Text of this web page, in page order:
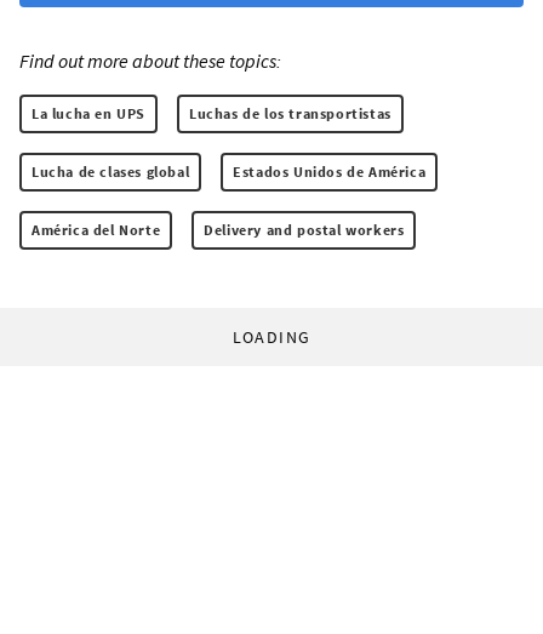
Find out more about these topics:
La lucha en UPS Luchas de los transportistas
Lucha de clases global Estados Unidos de América
América del Norte Delivery and postal workers
LOADING